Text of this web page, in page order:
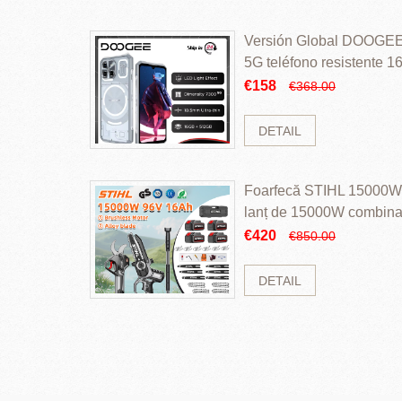
Versión Global
5G teléfono resistente
ROM Mediatek
€158 €368.00
DETAIL
Foarfecă STIHL
lanț de 15000W
perii și baterie cu li
€420 €850.00
DETAIL